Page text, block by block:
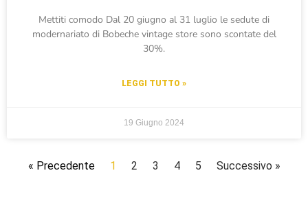
Mettiti comodo Dal 20 giugno al 31 luglio le sedute di
modernariato di Bobeche vintage store sono scontate del
30%.
LEGGI TUTTO »
19 Giugno 2024
« Precedente 1 2 3 4 5 Successivo »